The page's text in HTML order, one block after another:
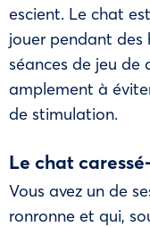
escient. Le chat
jouer pendant des
séances de jeu de
amplement à
de stimulation.
Le chat
Vous avez un de
ronronne et qui,